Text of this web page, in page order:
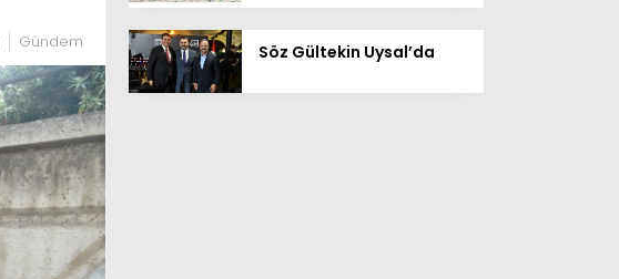
Gündem Söz Gültekin Uysal’da